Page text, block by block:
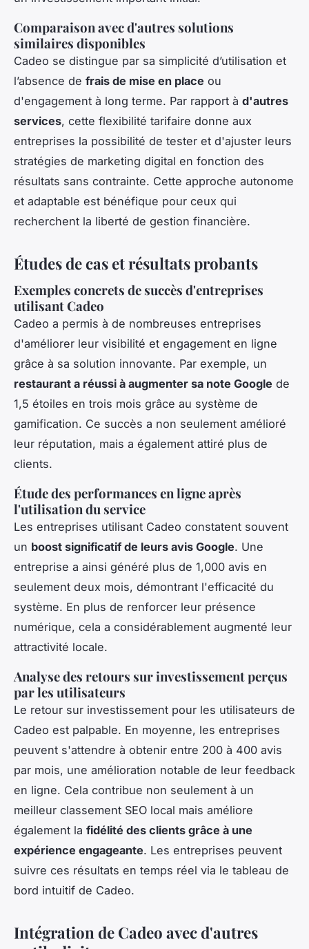
Comparaison avec d'autres solutions
similaires disponibles
Cadeo se distingue par sa simplicité d’utilisation et
l’absence de frais de mise en place ou
d'engagement à long terme. Par rapport à d'autres
services, cette flexibilité tarifaire donne aux
entreprises la possibilité de tester et d'ajuster leurs
stratégies de marketing digital en fonction des
résultats sans contrainte. Cette approche autonome
et adaptable est bénéfique pour ceux qui
recherchent la liberté de gestion financière.
Études de cas et résultats probants
Exemples concrets de succès d'entreprises
utilisant Cadeo
Cadeo a permis à de nombreuses entreprises
d'améliorer leur visibilité et engagement en ligne
grâce à sa solution innovante. Par exemple, un
restaurant a réussi à augmenter sa note Google de
1,5 étoiles en trois mois grâce au système de
gamification. Ce succès a non seulement amélioré
leur réputation, mais a également attiré plus de
clients.
Étude des performances en ligne après
l'utilisation du service
Les entreprises utilisant Cadeo constatent souvent
un boost significatif de leurs avis Google. Une
entreprise a ainsi généré plus de 1,000 avis en
seulement deux mois, démontrant l'efficacité du
système. En plus de renforcer leur présence
numérique, cela a considérablement augmenté leur
attractivité locale.
Analyse des retours sur investissement perçus
par les utilisateurs
Le retour sur investissement pour les utilisateurs de
Cadeo est palpable. En moyenne, les entreprises
peuvent s'attendre à obtenir entre 200 à 400 avis
par mois, une amélioration notable de leur feedback
en ligne. Cela contribue non seulement à un
meilleur classement SEO local mais améliore
également la fidélité des clients grâce à une
expérience engageante. Les entreprises peuvent
suivre ces résultats en temps réel via le tableau de
bord intuitif de Cadeo.
Intégration de Cadeo avec d'autres